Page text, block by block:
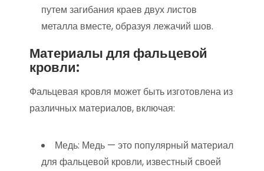
путем загибания краев двух листов
металла вместе, образуя лежачий шов.
Материалы для фальцевой
кровли:
Фальцевая кровля может быть изготовлена ​​из
различных материалов, включая:
Медь: Медь — это популярный материал
для фальцевой кровли, известный своей